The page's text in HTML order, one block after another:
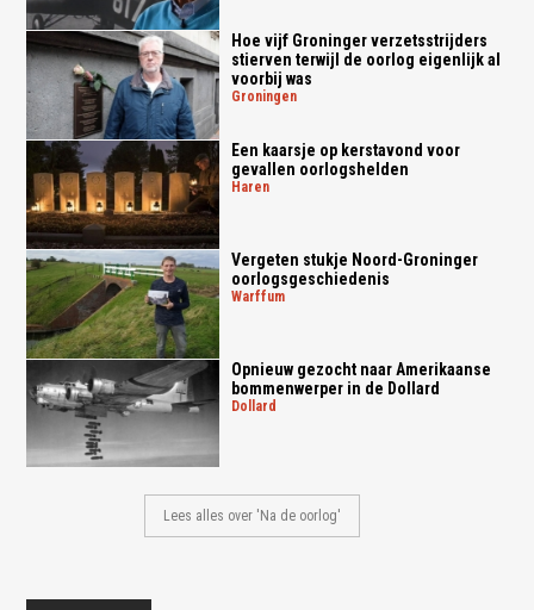
Hoe vijf Groninger verzetsstrijders
stierven terwijl de oorlog eigenlijk al
voorbij was
groningen
Een kaarsje op kerstavond voor
gevallen oorlogshelden
haren
Vergeten stukje Noord-Groninger
oorlogsgeschiedenis
warffum
Opnieuw gezocht naar Amerikaanse
bommenwerper in de Dollard
dollard
Lees alles over 'Na de oorlog'